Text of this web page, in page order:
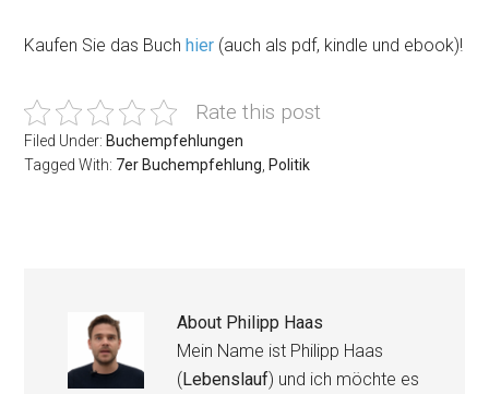
Kaufen Sie das Buchhier (auch als pdf, kindle und ebook)!
Rate this post
Filed Under: Buchempfehlungen
Tagged With: 7er Buchempfehlung Politik
About Philipp Haas
Mein Name ist Philipp Haas
(Lebenslauf) und ich möchte es